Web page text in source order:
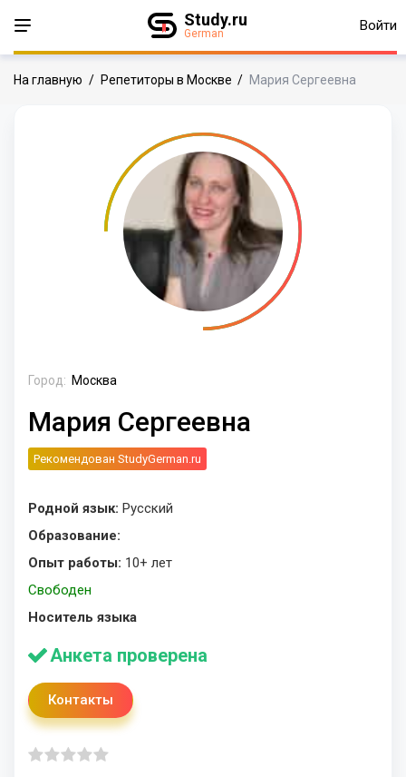
Study.ru
German Войти
На главную / Репетиторы в Москве / Мария Сергеевна
Город: Москва
Мария Сергеевна
Рекомендован StudyGerman.ru
Родной язык: Русский
Образование:
Опыт работы: 10+ лет
Свободен
Носитель языка
Анкета проверена
Контакты